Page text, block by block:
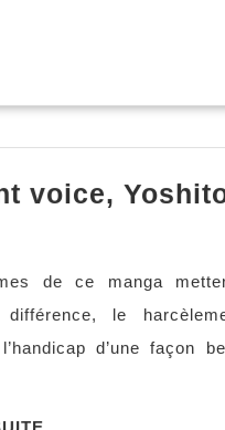
voice,
de ce manga
le
d’une façon